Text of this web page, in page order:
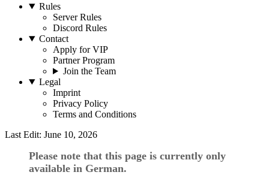
Rules
Server Rules
Discord Rules
Contact
Apply for VIP
Partner Program
Join the Team
Legal
Imprint
Privacy Policy
Terms and Conditions
Last Edit: June 10, 2026
Please note that this page is currently only
available in German.